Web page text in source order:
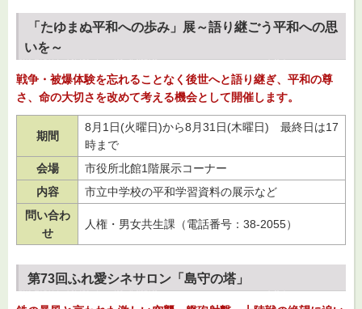
「たゆまぬ平和への歩み」展～語り継ごう平和への思
いを～
戦争・被爆体験を忘れることなく後世へと語り継ぎ、平和の尊
さ、命の大切さを改めて考える機会として開催します。
期間
8月1日(火曜日)から8月31日(木曜日) 最終日は17
時まで
会場
市役所北館1階展示コーナー
内容
市立中学校の平和学習資料の展示など
問い合わ
せ
人権・男女共生課（電話番号：38-2055）
第73回ふれ愛シネサロン「島守の塔」